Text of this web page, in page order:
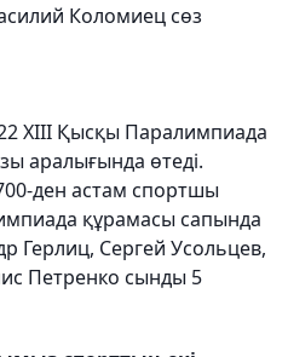
Коломиец сөз
XIII Қысқы Паралимпиада
аралығында өтеді.
ден астам спортшы
құрамасы сапында
Герлиц, Сергей Усольцев,
Петренко сынды 5